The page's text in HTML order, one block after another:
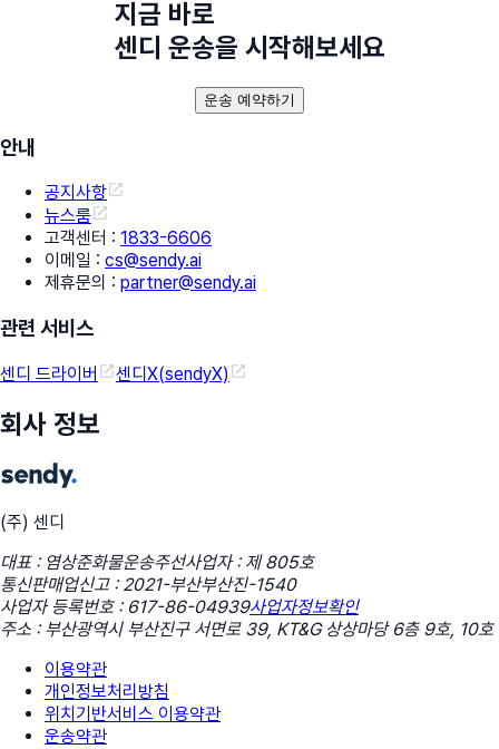
지금 바로
센디 운송을 시작해보세요
운송 예약하기
안내
공지사항
뉴스룸
고객센터 : 1833-6606
이메일 : cs@sendy.ai
제휴문의 : partner@sendy.ai
관련 서비스
센디 드라이버 센디X(sendyX)
회사 정보
(주) 센디
대표 : 염상준화물운송주선사업자 : 제 805호
통신판매업신고 : 2021-부산부산진-1540
사업자 등록번호 : 617-86-04939사업자정보확인
주소 : 부산광역시 부산진구 서면로 39, KT&G 상상마당 6층 9호, 10호
이용약관
개인정보처리방침
위치기반서비스 이용약관
운송약관